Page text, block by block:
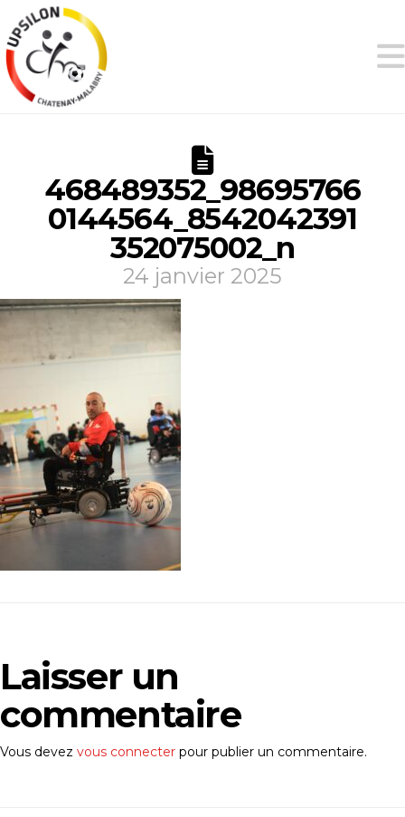
468489352_98695766
0144564_8542042391
352075002_n
24 janvier 2025
Laisser un
commentaire
Vous devez vous connecter pour publier un commentaire.